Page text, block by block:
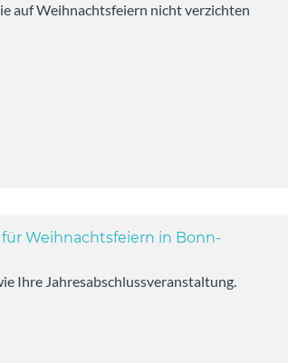
auf Weihnachtsfeiern nicht verzichten
Weihnachtsfeiern in Bonn-
Ihre Jahresabschlussveranstaltung.